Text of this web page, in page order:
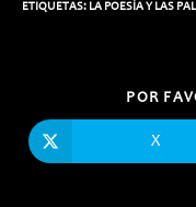
ETIQUETAS: LA POESÍA Y LAS
POR
abre
X